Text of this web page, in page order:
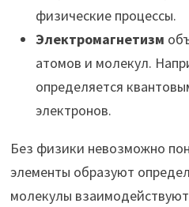
физические процессы.
Электромагнетизм
атомов и молекул.
определяется
электронов.
Без физики невозможно
элементы образуют
молекулы